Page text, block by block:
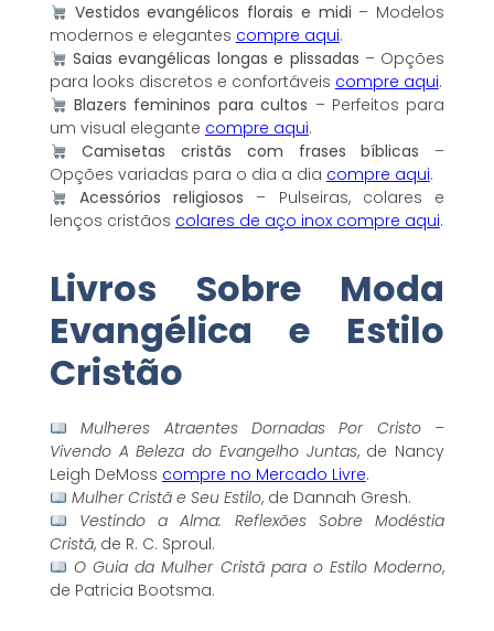
Vestidos evangélicos florais e midi – Modelos
modernos e elegantes compre aqui.
Saias evangélicas longas e plissadas – Opções
para looks discretos e confortáveis compre aqui.
Blazers femininos para cultos – Perfeitos para
um visual elegante compre aqui.
Camisetas cristãs com frases bíblicas –
Opções variadas para o dia a dia compre aqui.
Acessórios religiosos – Pulseiras, colares e
lenços cristãos colares de aço inox compre aqui.
Livros Sobre Moda
Evangélica e Estilo
Cristão
Mulheres Atraentes Dornadas Por Cristo –
Vivendo A Beleza do Evangelho Juntas, de Nancy
Leigh DeMoss compre no Mercado Livre.
Mulher Cristã e Seu Estilo, de Dannah Gresh.
Vestindo a Alma: Reflexões Sobre Modéstia
Cristã, de R. C. Sproul.
O Guia da Mulher Cristã para o Estilo Moderno,
de Patricia Bootsma.